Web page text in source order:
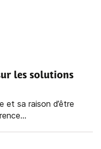
les solutions
et sa raison d’être